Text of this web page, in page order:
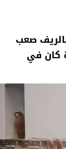
صعب
كان في